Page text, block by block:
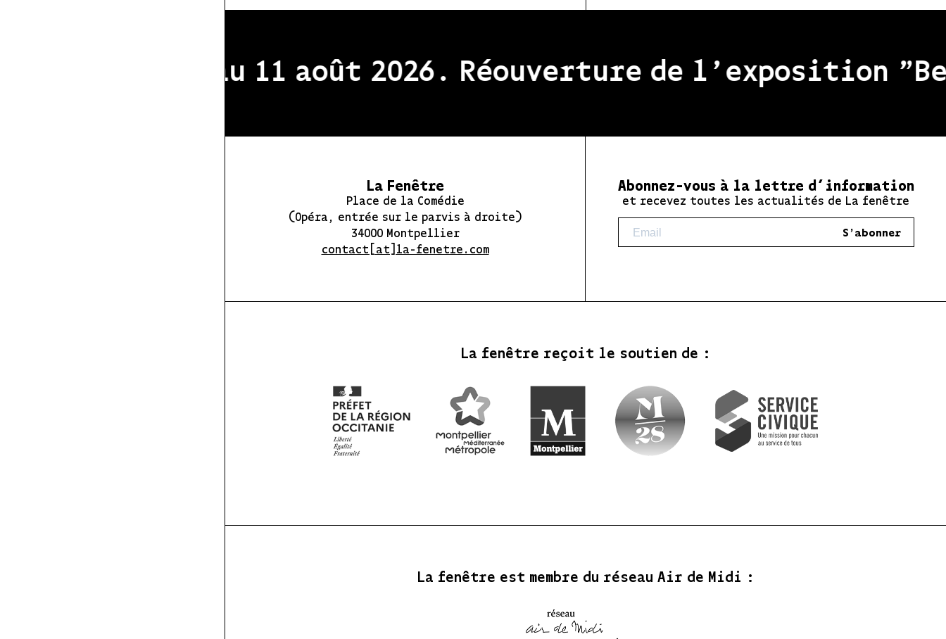
du 2 au 11 août 2026. Réouverture de l'exposition
La Fenêtre
Place de la Comédie
(Opéra, entrée sur le parvis à droite)
34000 Montpellier
contact[at]la-fenetre.com
Abonnez-vous à la lettre d’information
et recevez toutes les actualités de La fenêtre
S'abonner
La fenêtre reçoit le soutien de :
La fenêtre est membre du réseau Air de Midi :